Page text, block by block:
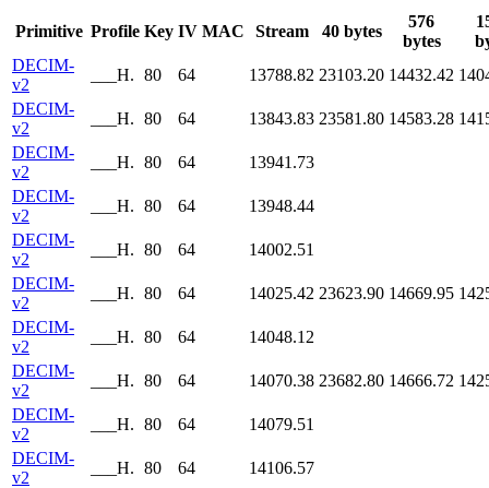
Primitive Profile Key IV MAC Stream 40 bytes
576
bytes
DECIM-
v2
___H. 80 64 13788.82 23103.20 14432.42
DECIM-
v2
___H. 80 64 13843.83 23581.80 14583.28
DECIM-
v2
___H. 80 64
13941.73
DECIM-
v2
___H. 80 64
13948.44
DECIM-
v2
___H. 80 64
14002.51
DECIM-
v2
___H. 80 64 14025.42 23623.90 14669.95
DECIM-
v2
___H. 80 64
14048.12
DECIM-
v2
___H. 80 64 14070.38 23682.80 14666.72
DECIM-
v2
___H. 80 64
14079.51
DECIM-
v2
___H. 80 64
14106.57